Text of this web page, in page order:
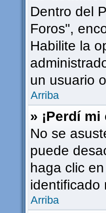
Dentro del
Foros",
Habilite la
un usuario
Arriba
» ¡Perdí
No se
puede
haga clic en
identificado
Arriba